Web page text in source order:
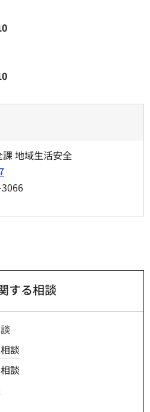
地域生活安全
する相談
談
談